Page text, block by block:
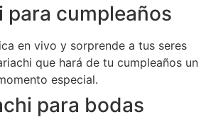
para cumpleaños
en vivo y sorprende a tus seres
que hará de tu cumpleaños un
especial.
para bodas